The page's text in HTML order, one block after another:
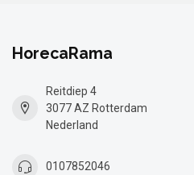
HorecaRama
Reitdiep 4
3077 AZ Rotterdam
Nederland
0107852046